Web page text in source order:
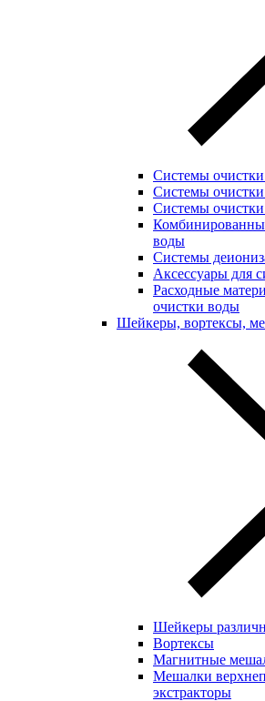
Системы
Системы
Системы
воды
Системы
Аксессуары для
Расходные
очистки воды
Шейкеры, вортексы,
Шейкеры
Вортексы
Магнитные
Мешалки
экстракторы